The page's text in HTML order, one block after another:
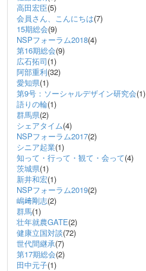
高田宏臣(5)
会員さん、こんにちは(7)
15期総会(9)
NSPフォーラム2018(4)
第16期総会(9)
広石拓司(1)
阿部重利(32)
愛知県(1)
第9号：ソーシャルデザイン研究会(1)
語りの輪(1)
群馬県(2)
シェアタイム(4)
NSPフォーラム2017(2)
シニア起業(1)
知って・行って・観て・会って(4)
茨城県(1)
新井和宏(1)
NSPフォーラム2019(2)
嶋﨑剛志(2)
群馬(1)
壮年就農GATE(2)
健康立国対談(72)
世代間継承(7)
第17期総会(2)
田中元子(1)